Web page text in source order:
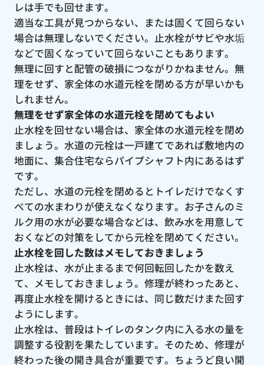
レは手でも回せます。
適当な工具が見つからない、または固くて回らない
場合は無理しないでください。止水栓がサビや水垢
などで固くなっていて回らないこともあります。
無理に回すと配管の破損につながりかねません。無
理をせず、家全体の水道元栓を閉める方が早いかも
しれません。
無理をせず家全体の水道元栓を閉めてもよい
止水栓を回せない場合は、家全体の水道元栓を閉め
ましょう。水道の元栓は一戸建てであれば敷地内の
地面に、集合住宅ならパイプシャフト内にあるはず
です。
ただし、水道の元栓を閉めるとトイレだけでなくす
べての水まわりが使えなくなります。お子さんのミ
ルク用の水が必要な場合などは、飲み水を用意して
おくなどの対策をしてから元栓を閉めてください。
止水栓を回した数はメモしておきましょう
止水栓は、水が止まるまで何回転回したかを数え
て、メモしておきましょう。修理が終わったあと、
再度止水栓を開けるときには、同じ数だけまた回す
ようにします。
止水栓は、普段はトイレのタンク内に入る水の量を
調整する役割を果たしています。そのため、修理が
終わった後の開き具合が重要です。ちょうど良い開